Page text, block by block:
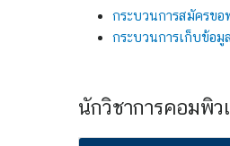
กระบวนการสมัครข
กระบวนการเก็บข้อมู
นักวิชาการคอมพิว